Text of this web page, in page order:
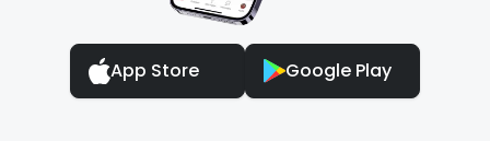
App Store Google Play